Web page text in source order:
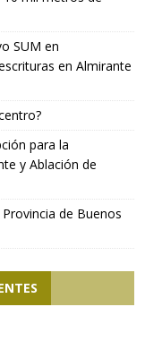
SUM en
en Almirante
para la
y Ablación de
de Buenos